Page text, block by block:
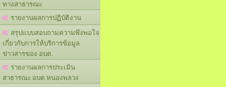
ทางสาธารณะ
รายงานผลการปฏิบัติงาน
สรุปแบบสอบถามความพึงพอใจ
เกี่ยวกับการให้บริการข้อมูล
ข่าวสารของ อบต.
รายงานผลการประเมิน
สาธารณะ อบต.หนองพลวง